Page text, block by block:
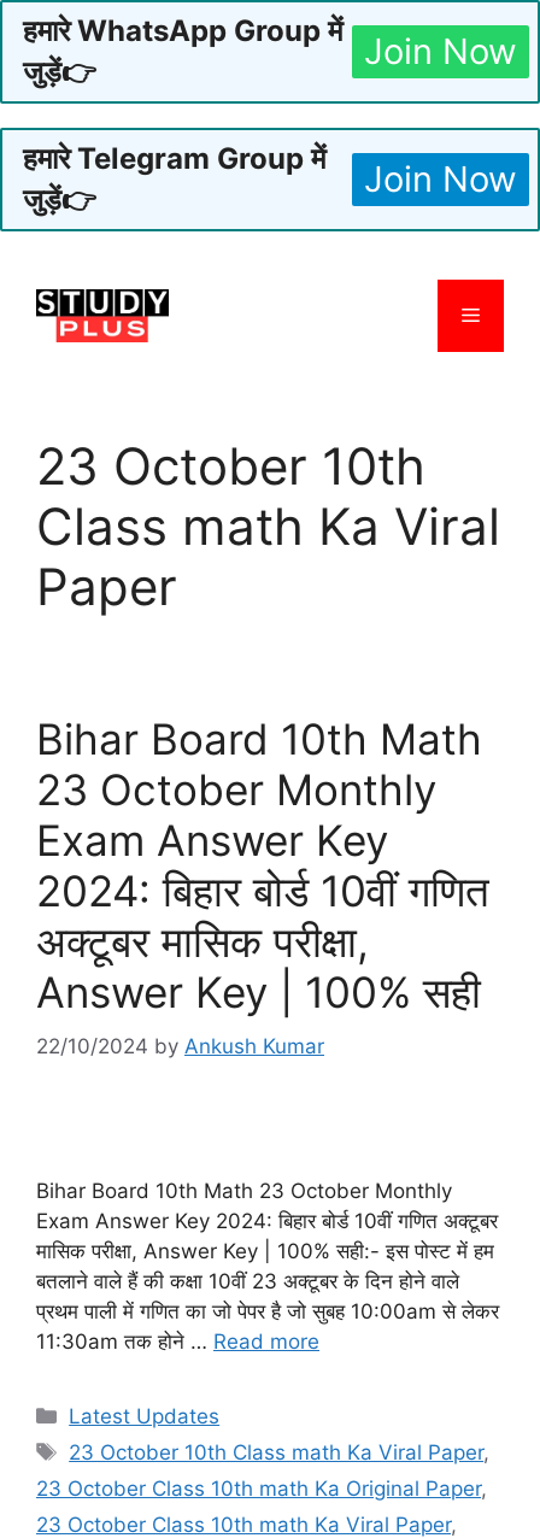
हमारे WhatsApp Group में
जुड़ें👉
Join Now
हमारे Telegram Group में
जुड़ें👉
Join Now
content
Menu
23 October 10th
Class math Ka Viral
Paper
Bihar Board 10th Math
23 October Monthly
Exam Answer Key
2024: बिहार बोर्ड 10वीं गणित
अक्टूबर मासिक परीक्षा,
Answer Key | 100% सही
22/10/2024 by Ankush Kumar
Bihar Board 10th Math 23 October Monthly
Exam Answer Key 2024: बिहार बोर्ड 10वीं गणित अक्टूबर
मासिक परीक्षा, Answer Key | 100% सही:- इस पोस्ट में हम
बतलाने वाले हैं की कक्षा 10वीं 23 अक्टूबर के दिन होने वाले
प्रथम पाली में गणित का जो पेपर है जो सुबह 10:00am से लेकर
11:30am तक होने … Read more
Categories
Latest Updates
Tags
23 October 10th Class math Ka Viral Paper,
23 October Class 10th math Ka Original Paper,
23 October Class 10th math Ka Viral Paper,